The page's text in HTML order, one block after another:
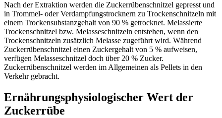
Nach der Extraktion werden die Zuckerrübenschnitzel gepresst und
in Trommel- oder Verdampfungstrocknern zu Trockenschnitzeln mit
einem Trockensubstanzgehalt von 90 % getrocknet. Melassierte
Trockenschnitzel bzw. Melasseschnitzeln entstehen, wenn den
Trockenschnitzeln zusätzlich Melasse zugeführt wird. Während
Zuckerrübenschnitzel einen Zuckergehalt von 5 % aufweisen,
verfügen Melasseschnitzel doch über 20 % Zucker.
Zuckerrübenschnitzel werden im Allgemeinen als Pellets in den
Verkehr gebracht.
Ernährungsphysiologischer Wert der
Zuckerrübe